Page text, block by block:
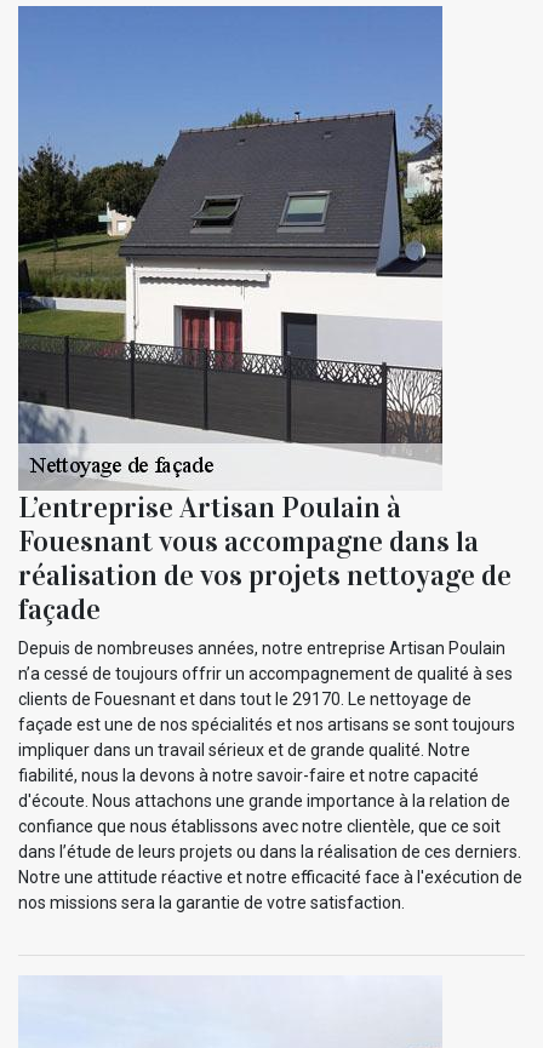
L’entreprise Artisan Poulain à
Fouesnant vous accompagne dans la
réalisation de vos projets nettoyage de
façade
Depuis de nombreuses années, notre entreprise Artisan Poulain
n’a cessé de toujours offrir un accompagnement de qualité à ses
clients de Fouesnant et dans tout le 29170. Le nettoyage de
façade est une de nos spécialités et nos artisans se sont toujours
impliquer dans un travail sérieux et de grande qualité. Notre
fiabilité, nous la devons à notre savoir-faire et notre capacité
d'écoute. Nous attachons une grande importance à la relation de
confiance que nous établissons avec notre clientèle, que ce soit
dans l’étude de leurs projets ou dans la réalisation de ces derniers.
Notre une attitude réactive et notre efficacité face à l'exécution de
nos missions sera la garantie de votre satisfaction.